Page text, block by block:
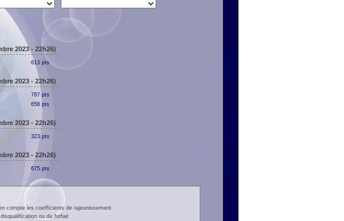
2023 - 22h26)
613 pts
2023 - 22h26)
787 pts
658 pts
2023 - 22h26)
323 pts
2023 - 22h26)
675 pts
compte les coefficients de rajeunissement
ou du forfait